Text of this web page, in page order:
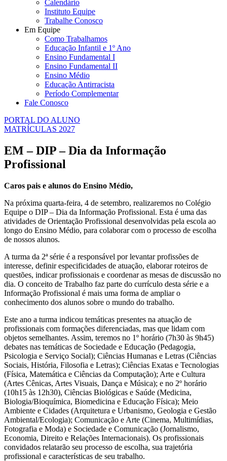
Calendário
Instituto Equipe
Trabalhe Conosco
Em Equipe
Como Trabalhamos
Educação Infantil e 1º Ano
Ensino Fundamental I
Ensino Fundamental II
Ensino Médio
Educação Antirracista
Período Complementar
Fale Conosco
PORTAL DO ALUNO
MATRÍCULAS 2027
EM – DIP – Dia da Informação
Profissional
Caros pais e alunos do Ensino Médio,
Na próxima quarta-feira, 4 de setembro, realizaremos no Colégio
Equipe o DIP – Dia da Informação Profissional. Esta é uma das
atividades de Orientação Profissional desenvolvidas pela escola ao
longo do Ensino Médio, para colaborar com o processo de escolha
de nossos alunos.
A turma da 2ª série é a responsável por levantar profissões de
interesse, definir especificidades de atuação, elaborar roteiros de
questões, indicar profissionais e coordenar as mesas de discussão no
dia. O conceito de Trabalho faz parte do currículo desta série e a
Informação Profissional é mais uma forma de ampliar o
conhecimento dos alunos sobre o mundo do trabalho.
Este ano a turma indicou temáticas presentes na atuação de
profissionais com formações diferenciadas, mas que lidam com
objetos semelhantes. Assim, teremos no 1º horário (7h30 às 9h45)
debates nas temáticas de Sociedade e Educação (Pedagogia,
Psicologia e Serviço Social); Ciências Humanas e Letras (Ciências
Sociais, História, Filosofia e Letras); Ciências Exatas e Tecnologias
(Física, Matemática e Ciências da Computação); Arte e Cultura
(Artes Cênicas, Artes Visuais, Dança e Música); e no 2º horário
(10h15 às 12h30), Ciências Biológicas e Saúde (Medicina,
Biologia/Bioquímica, Biomedicina e Educação Física); Meio
Ambiente e Cidades (Arquitetura e Urbanismo, Geologia e Gestão
Ambiental/Ecologia); Comunicação e Arte (Cinema, Multimídias,
Fotografia e Moda) e Sociedade e Comunicação (Jornalismo,
Economia, Direito e Relações Internacionais). Os profissionais
convidados relatarão seu processo de escolha, sua trajetória
profissional e características de seu trabalho.